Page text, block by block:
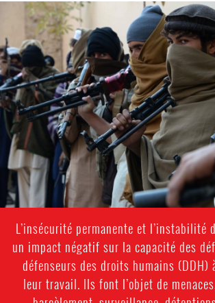
afghanistan-
general-
context.jpg
L’insécurité permanente et l’instabilité
un impact négatif sur la capacité des
défenseurs des droits humains (DDH)
leur travail. Ils font l’objet de